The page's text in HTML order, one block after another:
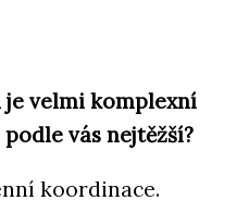
chybí lidé a
Ředitelé
dnes hýbe stavbami
je velmi komplexní
vás nejtěžší?
koordinace.